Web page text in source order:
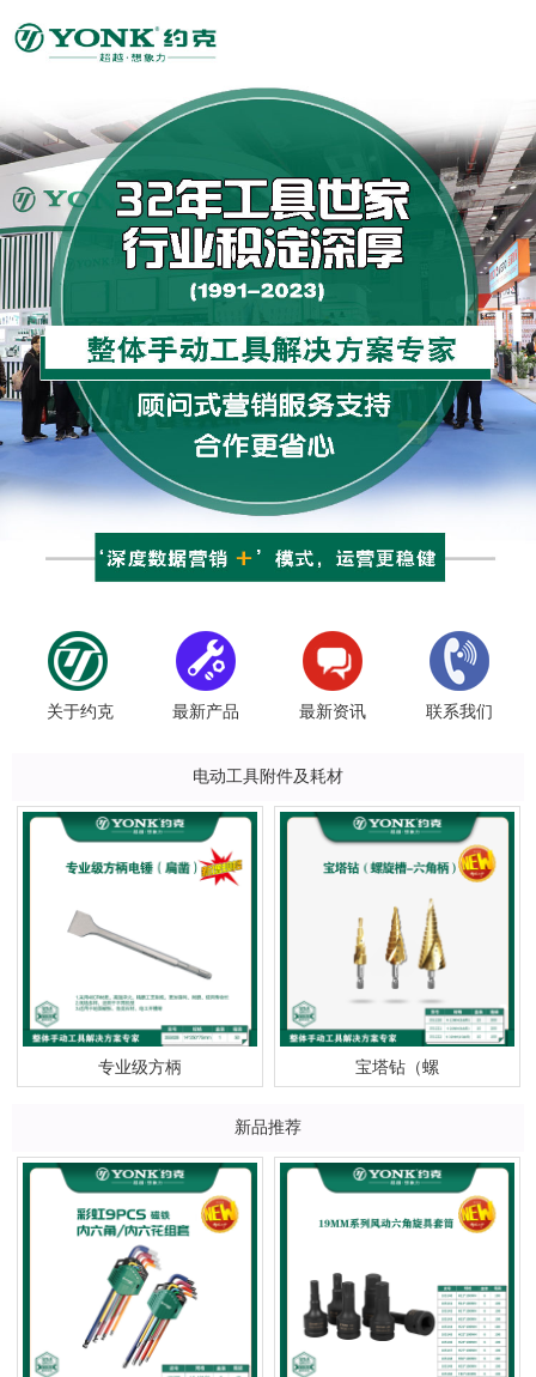
关于约克 最新产品 最新资讯 联系我们
电动工具附件及耗材
专业级方柄 宝塔钻（螺
新品推荐